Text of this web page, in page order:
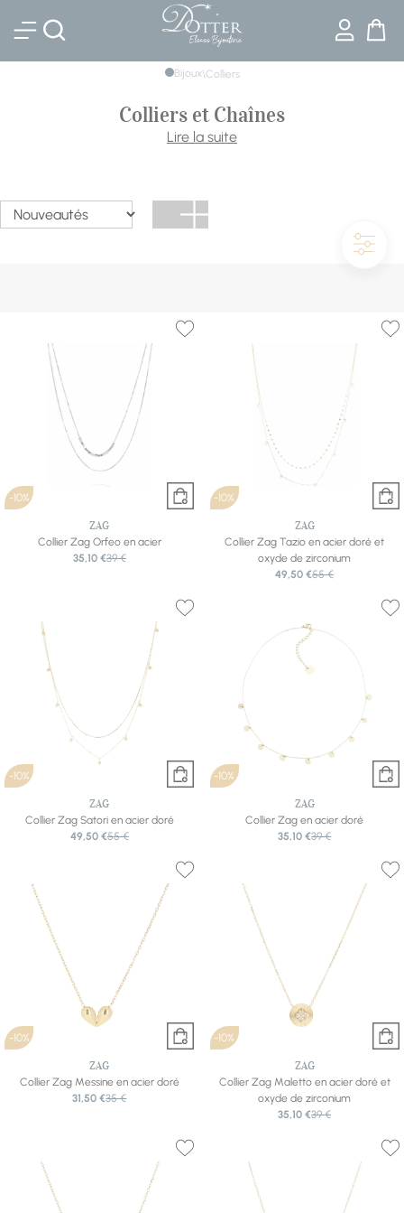
Bijouterie DOTTER
Bijoux\Colliers
Colliers et Chaînes
Collier de marque, pendentif à message ou chaîne en or à
chaînes de la collection Bijouterie Dotter, de l'acier à l'or
Lire la suite
-10%
ZAG
Collier Zag Orfeo en acier
35,10 €39 €
-10%
ZAG
Collier Zag Tazio en acier doré et
oxyde de zirconium
49,50 €55 €
-10%
ZAG
Collier Zag Satori en acier doré
49,50 €55 €
-10%
ZAG
Collier Zag en acier doré
35,10 €39 €
-10%
ZAG
Collier Zag Messine en acier doré
31,50 €35 €
-10%
ZAG
Collier Zag Maletto en acier doré et
oxyde de zirconium
35,10 €39 €